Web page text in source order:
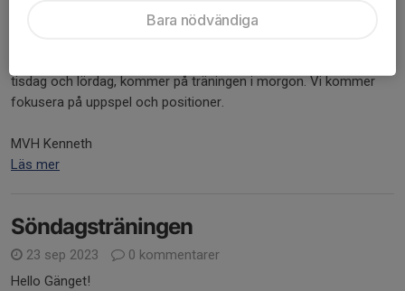
0 kommentarer
tisdag och lördag, kommer på träningen i morgon. Vi kommer
fokusera på uppspel och positioner.
MVH Kenneth
Läs mer
Söndagsträningen
23 sep 2023
0 kommentarer
Hello Gänget!
Bara nödvändiga